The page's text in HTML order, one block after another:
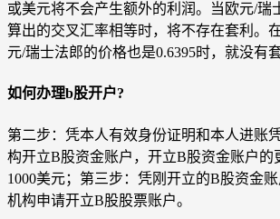
或美元将不会产生额外的利润。当欧元/瑞
算出的交叉汇率相等时，将不存在套利。
元/瑞士法郎的价格也是0.6395时，就没有
如何办理b股开户?
第二步：凭本人有效身份证明和本人进账
构开立B股资金账户，开立B股资金账户的
1000美元；第三步：凭刚开立的B股资金
机构申请开立B股股票账户。